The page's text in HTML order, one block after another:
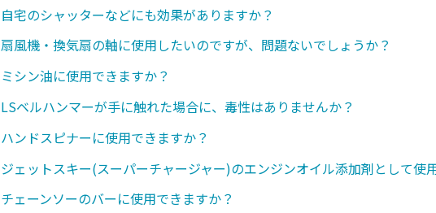
自宅のシャッターなどにも効果がありますか？
扇風機・換気扇の軸に使用したいのですが、問題ないでしょうか？
ミシン油に使用できますか？
LSベルハンマーが手に触れた場合に、毒性はありませんか？
ハンドスピナーに使用できますか？
ジェットスキー(スーパーチャージャー)のエンジンオイル添加剤として使
チェーンソーのバーに使用できますか？